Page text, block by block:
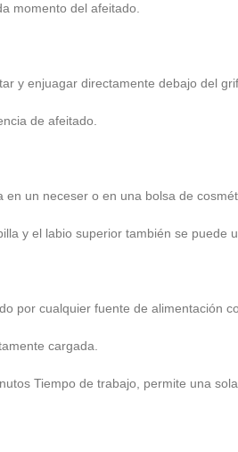
momento del afeitado.
y enjuagar directamente debajo del
de afeitado.
un neceser o en una bolsa de
y el labio superior también se puede
por cualquier fuente de alimentación
cargada.
Tiempo de trabajo, permite una